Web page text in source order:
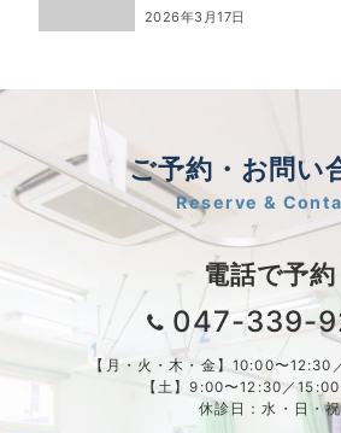
2026年3月17日
ご予約・お問い
Reserve &
電話で予約
047-339-
【月・火・木・金】10:00〜
【土】9:00〜12:30／
休診日：水・日・祝